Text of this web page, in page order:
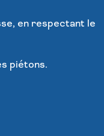
en respectant le
piétons.